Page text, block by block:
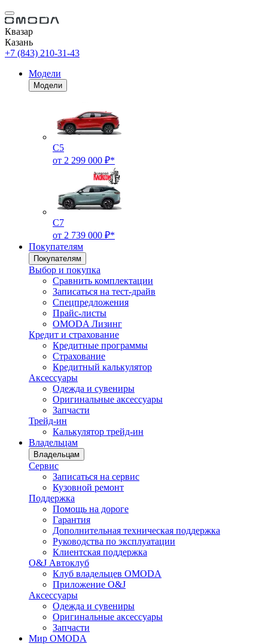
Квазар
Казань
+7 (843) 210-31-43
Модели
Модели
C5
от 2 299 000 ₽*
C7
от 2 739 000 ₽*
Покупателям
Покупателям
Выбор и покупка
Сравнить комплектации
Записаться на тест-драйв
Cпецпредложения
Прайс-листы
OMODA Лизинг
Кредит и страхование
Кредитные программы
Страхование
Кредитный калькулятор
Аксессуары
Одежда и сувениры
Оригинальные аксессуары
Запчасти
Трейд-ин
Калькулятор трейд-ин
Владельцам
Владельцам
Сервис
Записаться на сервис
Кузовной ремонт
Поддержка
Помощь на дороге
Гарантия
Дополнительная техническая поддержка
Руководства по эксплуатации
Клиентская поддержка
O&J Автоклуб
Клуб владельцев OMODA
Приложение O&J
Аксессуары
Одежда и сувениры
Оригинальные аксессуары
Запчасти
Мир OMODA